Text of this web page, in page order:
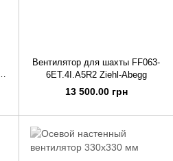
Вентилятор для шахты FF063-
6ET.4I.A5R2 Ziehl-Abegg
13 500.00 грн